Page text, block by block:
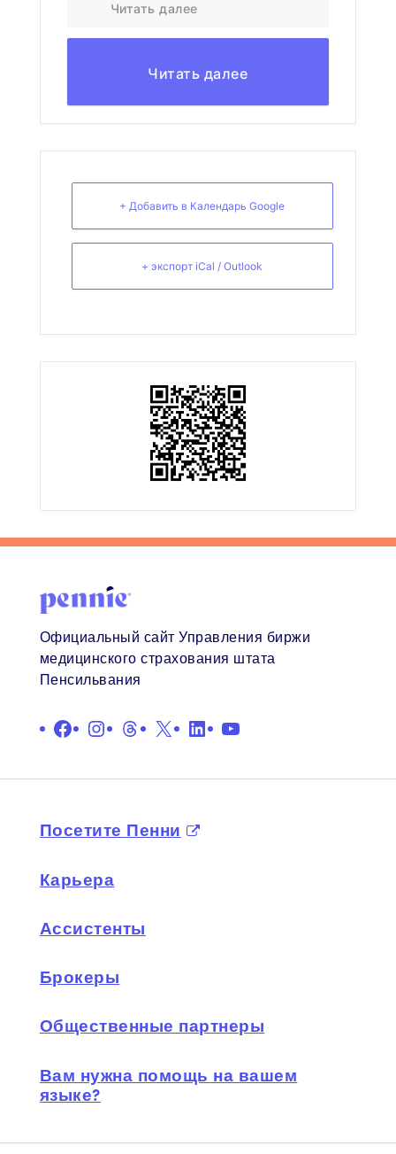
Читать далее
Читать далее
+ Добавить в Календарь Google
+ экспорт iCal / Outlook
Официальный сайт Управления биржи
медицинского страхования штата
Пенсильвания
Facebook
Instagram
Нитки
X LinkedInYouTube
Посетите Пенни
Карьера
Ассистенты
Брокеры
Общественные партнеры
Вам нужна помощь на вашем
языке?